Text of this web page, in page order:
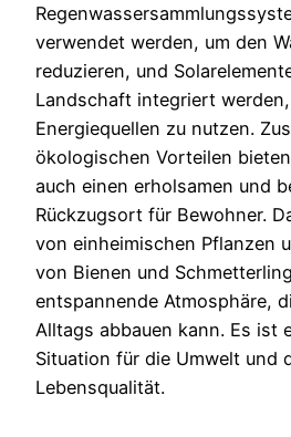
verwendet werden, um den
reduzieren, und
Landschaft integriert
Energiequellen zu nutzen.
ökologischen Vorteilen
auch einen erholsamen und
Rückzugsort für Bewohner.
von einheimischen Pflanzen
von Bienen und
entspannende Atmosphäre,
Alltags abbauen kann. Es ist
Situation für die Umwelt und
Lebensqualität.